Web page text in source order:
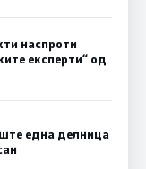
наспроти
експерти“ од
една делница